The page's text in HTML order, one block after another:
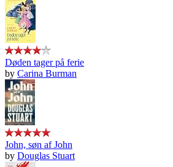
Døden tager på ferie
by Carina Burman
John, søn af John
by Douglas Stuart